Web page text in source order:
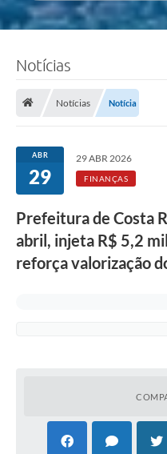
Notícias
Notícias Notícia
ABR
29
29 ABR 2026
FINANÇAS
Prefeitura de Costa
abril, injeta R$ 5,2
reforça valorização